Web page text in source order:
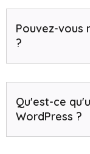
Pouvez-vous
?
Qu'est-ce
WordPress ?